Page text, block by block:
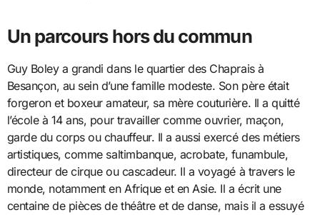
Un parcours hors du commun
Guy Boley a grandi dans le quartier des Chaprais à
Besançon, au sein d’une famille modeste. Son père était
forgeron et boxeur amateur, sa mère couturière. Il a quitté
l’école à 14 ans, pour travailler comme ouvrier, maçon,
garde du corps ou chauffeur. Il a aussi exercé des métiers
artistiques, comme saltimbanque, acrobate, funambule,
directeur de cirque ou cascadeur. Il a voyagé à travers le
monde, notamment en Afrique et en Asie. Il a écrit une
centaine de pièces de théâtre et de danse, mais il a essuyé